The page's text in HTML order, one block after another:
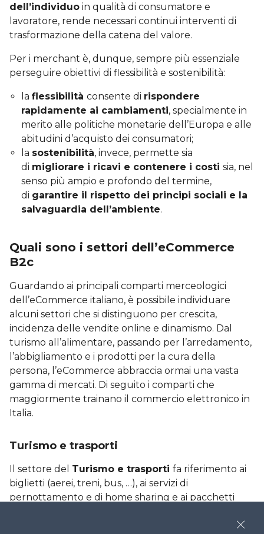
dell’individuo in qualità di consumatore e
lavoratore, rende necessari continui interventi di
trasformazione della catena del valore.
Per i merchant è, dunque, sempre più essenziale
perseguire obiettivi di flessibilità e sostenibilità:
la flessibilità consente di rispondere
rapidamente ai cambiamenti, specialmente in
merito alle politiche monetarie dell’Europa e alle
abitudini d’acquisto dei consumatori;
la sostenibilità, invece, permette sia
di migliorare i ricavi e contenere i costi sia, nel
senso più ampio e profondo del termine,
di garantire il rispetto dei principi sociali e la
salvaguardia dell’ambiente.
Quali sono i settori dell’eCommerce
B2c
Guardando ai principali comparti merceologici
dell’eCommerce italiano, è possibile individuare
alcuni settori che si distinguono per crescita,
incidenza delle vendite online e dinamismo. Dal
turismo all’alimentare, passando per l’arredamento,
l’abbigliamento e i prodotti per la cura della
persona, l’eCommerce abbraccia ormai una vasta
gamma di mercati. Di seguito i comparti che
maggiormente trainano il commercio elettronico in
Italia.
Turismo e trasporti
Il settore del Turismo e trasporti fa riferimento ai
biglietti (aerei, treni, bus, …), ai servizi di
pernottamento e di home sharing e ai pacchetti
ultimi anni è tornato nuovamente a crescere, tanto